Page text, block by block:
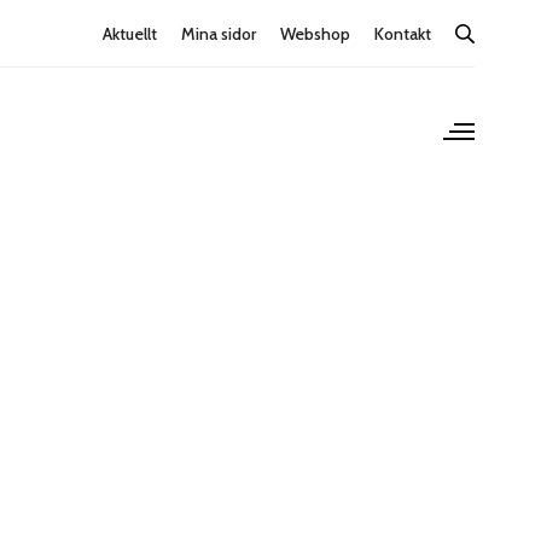
Aktuellt Mina sidor Webshop Kontakt